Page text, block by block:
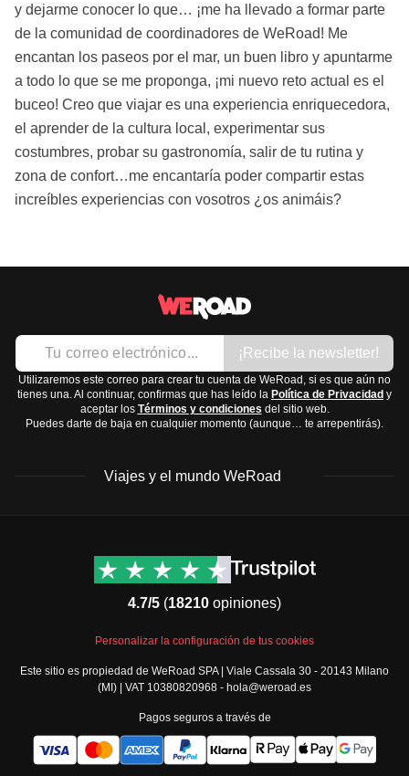
y dejarme conocer lo que… ¡me ha llevado a formar parte
de la comunidad de coordinadores de WeRoad! Me
encantan los paseos por el mar, un buen libro y apuntarme
a todo lo que se me proponga, ¡mi nuevo reto actual es el
buceo! Creo que viajar es una experiencia enriquecedora,
el aprender de la cultura local, experimentar sus
costumbres, probar su gastronomía, salir de tu rutina y
zona de confort…me encantaría poder compartir estas
increíbles experiencias con vosotros ¿os animáis?
¡Recibe la newsletter!
Utilizaremos este correo para crear tu cuenta de WeRoad, si es que aún no
tienes una. Al continuar, confirmas que has leído la Política de Privacidad y
aceptar los Términos y condiciones del sitio web.
Puedes darte de baja en cualquier momento (aunque… te arrepentirás).
Viajes y el mundo WeRoad
América del Norte
Oriente Medio
España y Portugal
Todos los destinos
Contacto
Términos y condiciones
Condiciones generales
Política de cookies
Security
Governance
4.7/5 (18210 opiniones)
Personalizar la configuración de tus cookies
Este sitio es propiedad de WeRoad SPA | Viale Cassala 30 - 20143 Milano
(MI) | VAT 10380820968 - hola@weroad.es
Pagos seguros a través de